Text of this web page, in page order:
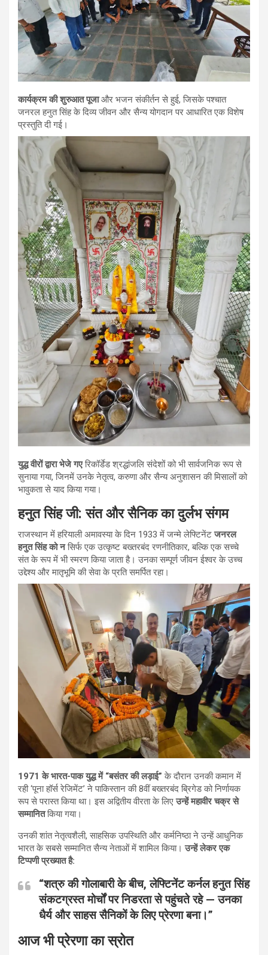
कार्यक्रम की शुरुआत पूजाऔर भजन संकीर्तन से हुई, जिसके पश्चात
जनरल हनुत सिंह के दिव्य जीवन और सैन्य योगदान पर आधारित एक विशेष
प्रस्तुति दी गई।
युद्ध वीरों द्वारा भेजे गएरिकॉर्डेड श्रद्धांजलि संदेशों को भी सार्वजनिक रूप से
सुनाया गया, जिनमें उनके नेतृत्व, करुणा और सैन्य अनुशासन की मिसालों को
भावुकता से याद किया गया।
हनुत सिंह जी: संत और सैनिक का दुर्लभ संगम
राजस्थान में हरियाली अमावस्या के दिन 1933 में जन्मे लेफ्टिनेंटजनरल
हनुत सिंह को नसिर्फ एक उत्कृष्ट बख्तरबंद रणनीतिकार, बल्कि एक सच्चे
संत के रूप में भी स्मरण किया जाता है। उनका सम्पूर्ण जीवन ईश्वर के उच्च
उद्देश्य और मातृभूमि की सेवा के प्रति समर्पित रहा।
1971 के भारत-पाक युद्ध में “बसंतर की लड़ाई” के दौरान उनकी कमान में
रही ‘पूना हॉर्स रेजिमेंट’ ने पाकिस्तान की 8वीं बख्तरबंद ब्रिगेड को निर्णायक
रूप से परास्त किया था। इस अद्वितीय वीरता के लिएउन्हें महावीर चक्र से
सम्मानितकिया गया।
उनकी शांत नेतृत्वशैली, साहसिक उपस्थिति और कर्मनिष्ठा ने उन्हें आधुनिक
भारत के सबसे सम्मानित सैन्य नेताओं में शामिल किया।उन्हें लेकर एक
टिप्पणी प्रख्यात है:
“शत्रु की गोलाबारी के बीच, लेफ्टिनेंट कर्नल हनुत सिंह
संकटग्रस्त मोर्चों पर निडरता से पहुंचते रहे — उनका
धैर्य और साहस सैनिकों के लिए प्रेरणा बना।”
आज भी प्रेरणा का स्रोत